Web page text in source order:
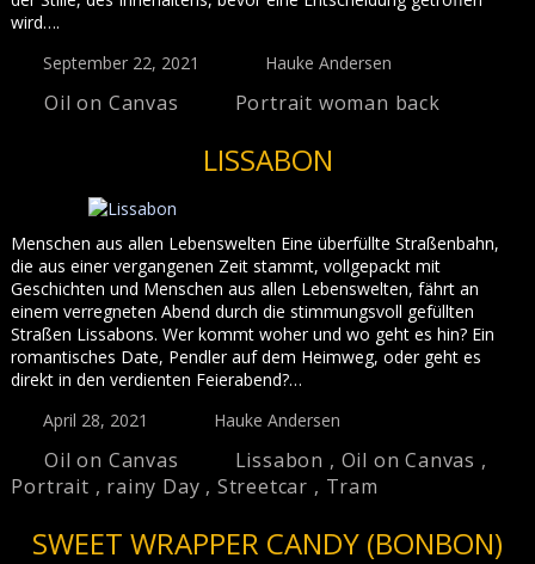
wird….
September 22, 2021
Hauke Andersen
Oil on Canvas Portrait woman back
LISSABON
Menschen aus allen Lebenswelten Eine überfüllte Straßenbahn,
die aus einer vergangenen Zeit stammt, vollgepackt mit
Geschichten und Menschen aus allen Lebenswelten, fährt an
einem verregneten Abend durch die stimmungsvoll gefüllten
Straßen Lissabons. Wer kommt woher und wo geht es hin? Ein
romantisches Date, Pendler auf dem Heimweg, oder geht es
direkt in den verdienten Feierabend?…
April 28, 2021
Hauke Andersen
Oil on Canvas Lissabon , Oil on Canvas ,
Portrait , rainy Day , Streetcar , Tram
SWEET WRAPPER CANDY (BONBON)